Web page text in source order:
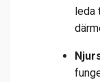
leda